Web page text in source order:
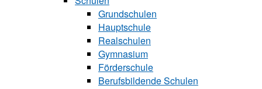
Grundschulen
Hauptschule
Realschulen
Gymnasium
Förderschule
Berufsbildende Schu‍len